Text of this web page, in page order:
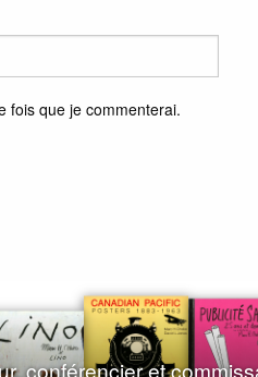
fois que je commenterai.
conférencier et